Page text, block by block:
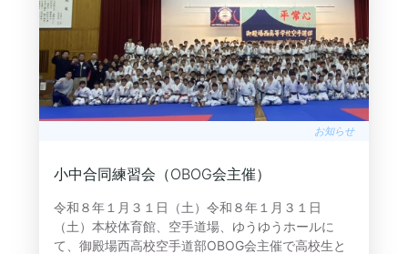
お知らせ
小中合同練習会（OBOG会主催）
令和８年１月３１日（土）令和８年１月３１日
（土）本校体育館、空手道場、ゆうゆうホールに
て、御殿場西高校空手道部OBOG会主催で高校生と